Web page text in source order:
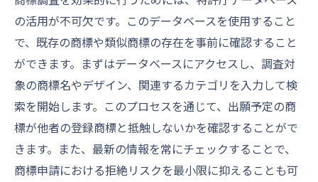
の活用が不可欠です。このデータベースを使用すること
で、既存の商標や類似商標の存在を事前に確認すること
ができます。まずはデータベースにアクセスし、調査対
象の商標名やデザイン、関連するカテゴリを入力して検
索を開始します。このプロセスを通じて、出願予定の商
標が他者の登録商標と抵触しないかを確認することがで
きます。また、最新の情報を常にチェックすることで、
商標申請における拒絶リスクを最小限に抑えることも可